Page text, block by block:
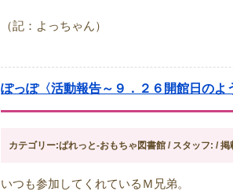
（記：よっちゃん）
ぽっぽ〈活動報告～９．２６開館日のよ
カテゴリー:ぱれっと-おもちゃ図書館 / スタッフ: /
いつも参加してくれているＭ兄弟。